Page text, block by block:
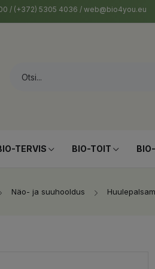
/ (+372) 5305 4036 / web@bio4you.eu
TERVIS BIO-TOIT
Näo- ja suuhooldus